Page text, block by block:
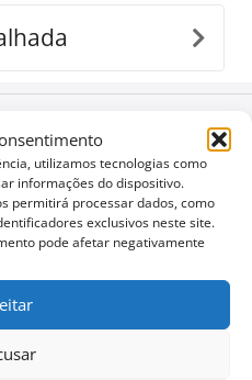
utilizamos tecnologias como
informações do dispositivo.
permitirá processar dados, como
exclusivos neste site.
pode afetar negativamente
pela Tessera4x4.
seu
e Manuais